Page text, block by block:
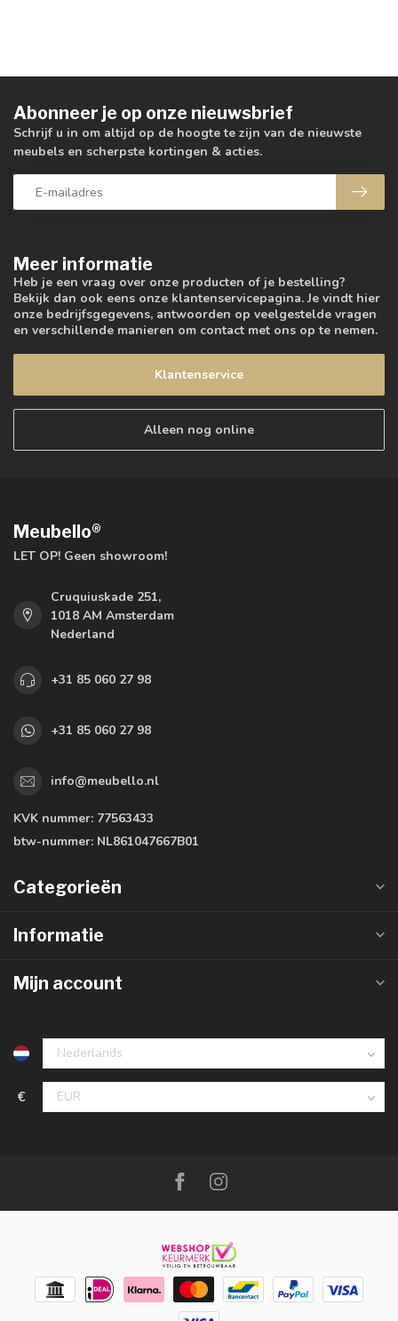
Meer informatie
Heb je een vraag over onze producten of je bestelling?
Bekijk dan ook eens onze klantenservicepagina. Je vindt hier
onze bedrijfsgegevens, antwoorden op veelgestelde vragen
en verschillende manieren om contact met ons op te nemen.
Klantenservice
Alleen nog online
Abonneer je op onze nieuwsbrief
Schrijf u in om altijd op de hoogte te zijn van de nieuwste
meubels en scherpste kortingen & acties.
Meubello®
LET OP! Geen showroom!
Cruquiuskade 251,
1018 AM Amsterdam
Nederland
+31 85 060 27 98
+31 85 060 27 98
info@meubello.nl
KVK nummer: 77563433
btw-nummer: NL861047667B01
Categorieën
Informatie
Mijn account
€